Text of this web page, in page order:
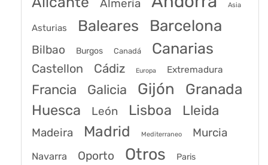
Almería Asia
Asturias Baleares Barcelona
Bilbao Burgos Canadá Canarias
Castellon Cádiz Europa Extremadura
Francia Galicia Gijón Granada
Huesca León Lisboa Lleida
Madeira Madrid Mediterraneo Murcia
Navarra Oporto Otros Paris